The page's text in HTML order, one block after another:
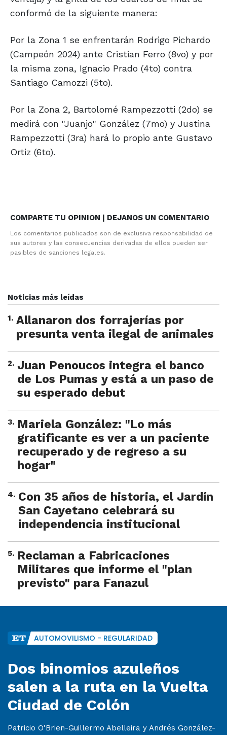
conformó de la siguiente manera:
Por la Zona 1 se enfrentarán Rodrigo Pichardo
(Campeón 2024) ante Cristian Ferro (8vo) y por
la misma zona, Ignacio Prado (4to) contra
Santiago Camozzi (5to).
Por la Zona 2, Bartolomé Rampezzotti (2do) se
medirá con "Juanjo" González (7mo) y Justina
Rampezzotti (3ra) hará lo propio ante Gustavo
Ortiz (6to).
COMPARTE TU OPINION | DEJANOS UN COMENTARIO
Los comentarios publicados son de exclusiva responsabilidad de
sus autores y las consecuencias derivadas de ellos pueden ser
pasibles de sanciones legales.
Noticias más leídas
1. Allanaron dos forrajerías por
presunta venta ilegal de animales
2. Juan Penoucos integra el banco
de Los Pumas y está a un paso de
su esperado debut
3. Mariela González: "Lo más
gratificante es ver a un paciente
recuperado y de regreso a su
hogar"
4. Con 35 años de historia, el Jardín
San Cayetano celebrará su
independencia institucional
5. Reclaman a Fabricaciones
Militares que informe el "plan
previsto" para Fanazul
AUTOMOVILISMO - REGULARIDAD
Dos binomios azuleños
salen a la ruta en la Vuelta
Ciudad de Colón
Patricio O'Brien-Guillermo Abelleira y Andrés González-